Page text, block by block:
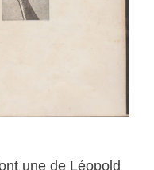
une de Léopold